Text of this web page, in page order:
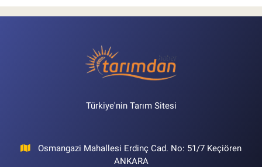
Türkiye'nin Tarım Sitesi
Osmangazi Mahallesi Erdinç Cad. No: 51/7 Keçiören
ANKARA